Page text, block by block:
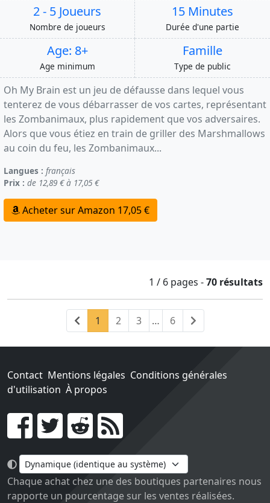
2 - 5 Joueurs
Nombre de joueurs
15 Minutes
Durée d'une partie
Age: 8+
Age minimum
Famille
Type de public
Oh My Brain est un jeu de défausse dans lequel vous
tenterez de vous débarrasser de vos cartes, représentant
les Zombanimaux, plus rapidement que vos adversaires.
Alors que vous étiez en train de griller des Marshmallows
au coin du feu, les Zombanimaux...
Langues : français
Prix : de 12,89 € à 17,05 €
Acheter sur Amazon 17,05 €
1 / 6 pages -70 résultats
Précédent
1 (current)
2 3 … 6 Suivant
Contact Mentions légales Conditions générales
d'utilisation À propos
Go !
Chaque achat chez une des boutiques partenaires nous
rapporte un pourcentage sur les ventes réalisées.